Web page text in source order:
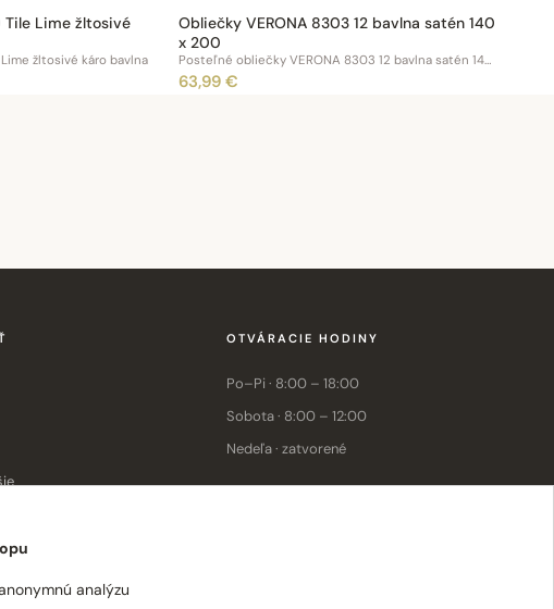
Tile Lime žltosivé
žltosivé káro bavlna
Obliečky VERONA 8303 12 bavlna satén 140
x 200
Posteľné obliečky VERONA 8303 12 bavlna satén 140x200
63,99 €
OTVÁRACIE HODINY
Po–Pi · 8:00 – 18:00
Sobota · 8:00 – 12:00
Nedeľa · zatvorené
analýzu